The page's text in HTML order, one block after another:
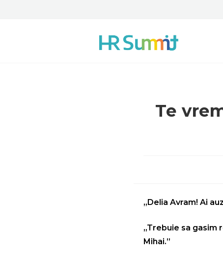
Te
„Delia Avram! Ai
„Trebuie sa gasim
Mihai.”